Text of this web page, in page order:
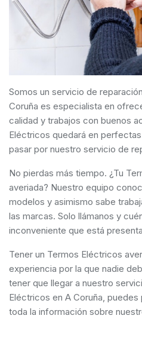
Somos un servicio de
Coruña es especialista en
calidad y trabajos con buenos
Eléctricos quedará en
pasar por nuestro servicio de
No pierdas más tiempo. ¿Tu
averiada? Nuestro equipo
modelos y asimismo sabe
las marcas. Solo llámanos y
inconveniente que está
Tener un Termos Eléctricos
experiencia por la que nadie
tener que llegar a nuestro
Eléctricos en A Coruña,
toda la información sobre